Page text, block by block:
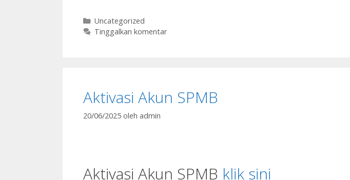
Kategori
Uncategorized
Tinggalkan komentar
Aktivasi Akun SPMB
20/06/2025 oleh admin
Aktivasi Akun SPMB klik sini